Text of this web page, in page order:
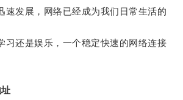
发展，网络已经成为我们日常生活的
还是娱乐，一个稳定快速的网络连接